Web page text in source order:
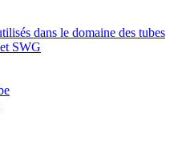
dans le domaine des tubes
SWG